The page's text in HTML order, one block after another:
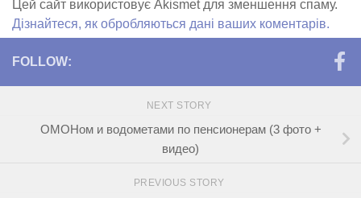
Цей сайт використовує Akismet для зменшення спаму.
Дізнайтеся, як обробляються дані ваших коментарів.
FOLLOW:
NEXT STORY
ОМОНом и водометами по пенсионерам (3 фото +
видео)
PREVIOUS STORY